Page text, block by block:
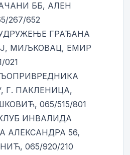
ББ, АЛЕН
267/652
ГРАЂАНА
МИЉКОВАЦ, ЕМИР
021
Г. ПАКЛЕНИЦА,
065/515/801
ИНВАЛИДА
АЛЕКСАНДРА 56,
065/920/210